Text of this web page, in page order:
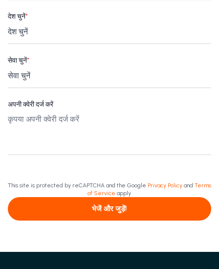
देश चुनें*
सेवा चुनें*
अपनी क्वेरी दर्ज करें
This site is protected by reCAPTCHA and the Google Privacy Policy and Terms
of Service apply.
भेजें और जुड़ें!